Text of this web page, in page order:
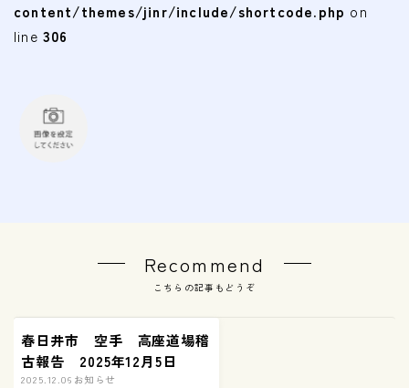
content/themes/jinr/include/shortcode.php on
line 306
Recommend
こちらの記事もどうぞ
春日井市 空手 高座道場稽
古報告 2025年12月5日
2025.12.06 お知らせ